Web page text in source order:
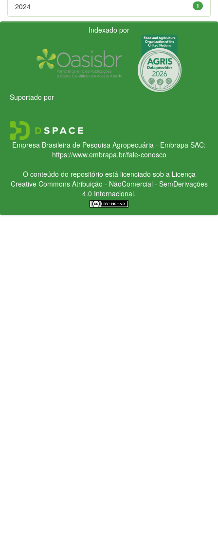
1
2024
Indexado por
Suportado por
Empresa Brasileira de Pesquisa Agropecuária - Embrapa SAC:
https://www.embrapa.br/fale-conosco
O conteúdo do repositório está licenciado sob a Licença
Creative CommonsAtribuição - NãoComercial - SemDerivações
4.0 Internacional.